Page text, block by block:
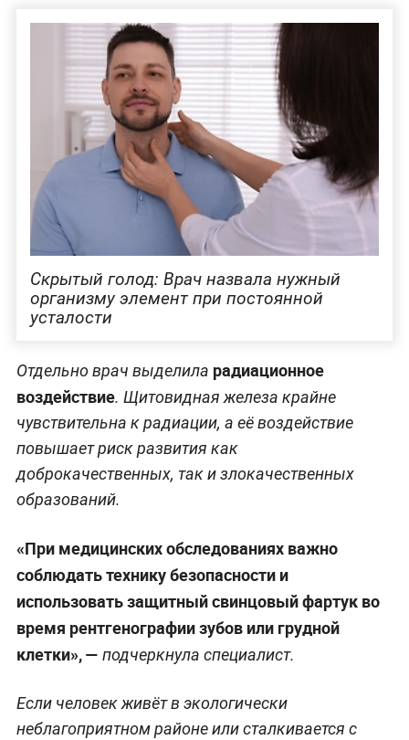
Скрытый голод: Врач назвала нужный
организму элемент при постоянной
усталости
Отдельно врач выделила радиационное
воздействие. Щитовидная железа крайне
чувствительна к радиации, а её воздействие
повышает риск развития как
доброкачественных, так и злокачественных
образований.
«При медицинских обследованиях важно
соблюдать технику безопасности и
использовать защитный свинцовый фартук во
время рентгенографии зубов или грудной
клетки», — подчеркнула специалист.
Если человек живёт в экологически
неблагоприятном районе или сталкивается с